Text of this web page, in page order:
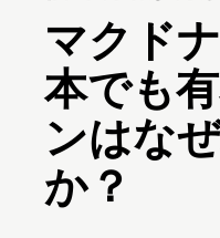
マクド
本でも
ンはな
か？